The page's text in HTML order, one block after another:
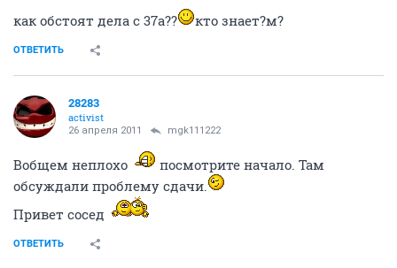
как обстоят дела с 37а?? кто знает?м?
ОТВЕТИТЬ
28283
activist
26 апреля 2011 mgk111222
Вобщем неплохо
посмотрите начало. Там
обсуждали проблему сдачи.
Привет сосед
ОТВЕТИТЬ